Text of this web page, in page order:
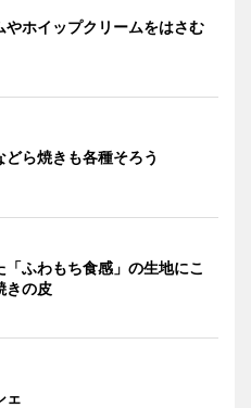
やホイップクリームをはさむ
どら焼きも各種そろう
「ふわもち食感」の生地にこ
きの皮
ェ